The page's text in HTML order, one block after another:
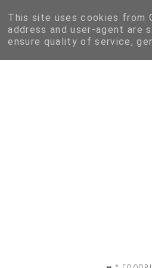
This site uses cookies from
address and user-agent are
ensure quality of service,